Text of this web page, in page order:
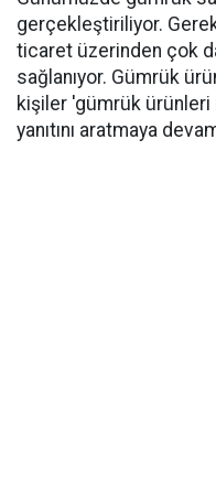
gerçekleştiriliyor.
ticaret üzerinden çok
sağlanıyor. Gümrük
kişiler 'gümrük ürünleri
yanıtını aratmaya